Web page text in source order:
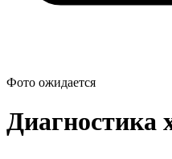
Фото ожидается
Диагностика